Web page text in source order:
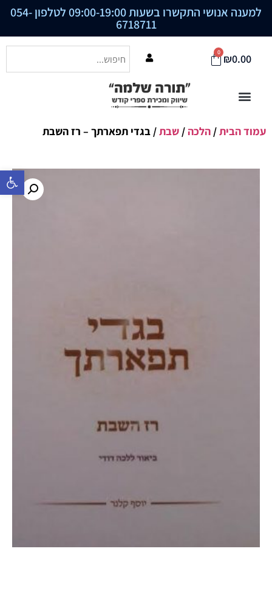
פתח סרגל
למענה אנושי התקשרו בשעות 09:00-19:00 לטלפון 054-
6718711
₪0.00
0
עמוד הבית/ הלכה/ שבת/ בגדי תפארתך – רז השבת